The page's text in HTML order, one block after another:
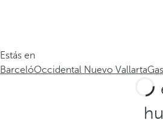
Estás en
BarcelóOccidental Nuevo Vallarta